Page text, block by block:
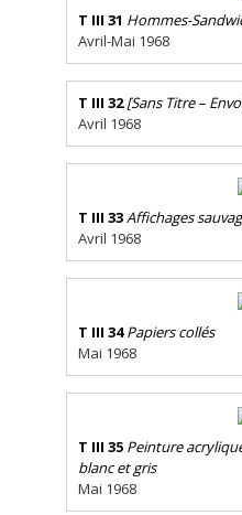
T III 31 Hommes-
Avril-Mai 1968
T III 32 [Sans Titre –
Avril 1968
T III 33Affichages
Avril 1968
T III 34 Papiers collés
Mai 1968
T III 35 Peinture
blanc et gris
Mai 1968